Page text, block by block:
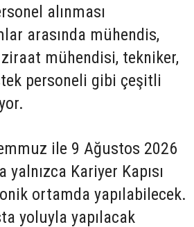
alınması
arasında mühendis,
mühendisi, tekniker,
personeli gibi çeşitli
ile 9 Ağustos 2026
Kariyer Kapısı
ortamda yapılabilecek.
yoluyla yapılacak